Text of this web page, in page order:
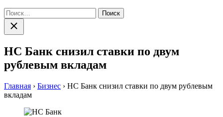
Найти:
Закрыть
поиск
НС Банк снизил ставки по двум
рублевым вкладам
Главная › Бизнес › НС Банк снизил ставки по двум рублевым
вкладам